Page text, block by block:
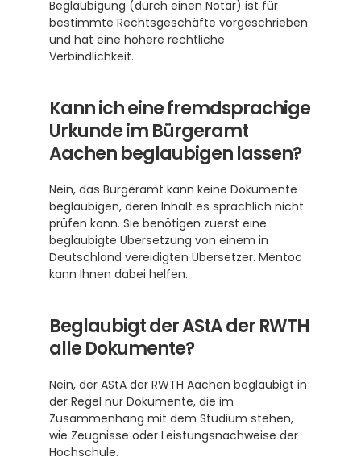
Beglaubigung (durch einen Notar) ist für
bestimmte Rechtsgeschäfte vorgeschrieben
und hat eine höhere rechtliche
Verbindlichkeit.
Kann ich eine fremdsprachige
Urkunde im Bürgeramt
Aachen beglaubigen lassen?
Nein, das Bürgeramt kann keine Dokumente
beglaubigen, deren Inhalt es sprachlich nicht
prüfen kann. Sie benötigen zuerst eine
beglaubigte Übersetzung von einem in
Deutschland vereidigten Übersetzer. Mentoc
kann Ihnen dabei helfen.
Beglaubigt der AStA der RWTH
alle Dokumente?
Nein, der AStA der RWTH Aachen beglaubigt in
der Regel nur Dokumente, die im
Zusammenhang mit dem Studium stehen,
wie Zeugnisse oder Leistungsnachweise der
Hochschule.